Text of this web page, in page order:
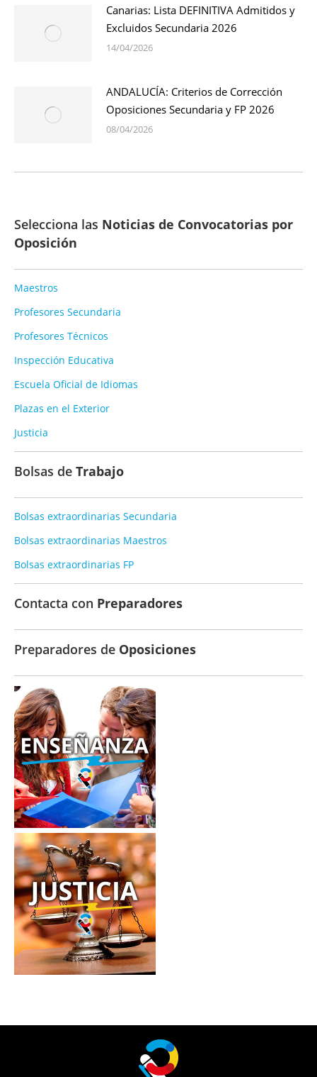
Canarias: Lista DEFINITIVA Admitidos y
Excluidos Secundaria 2026
14/04/2026
ANDALUCÍA: Criterios de Corrección
Oposiciones Secundaria y FP 2026
08/04/2026
Selecciona las Noticias de Convocatorias por
Oposición
Maestros
Profesores Secundaria
Profesores Técnicos
Inspección Educativa
Escuela Oficial de Idiomas
Plazas en el Exterior
Justicia
Bolsas de Trabajo
Bolsas extraordinarias Secundaria
Bolsas extraordinarias Maestros
Bolsas extraordinarias FP
Contacta con Preparadores
Preparadores de Oposiciones